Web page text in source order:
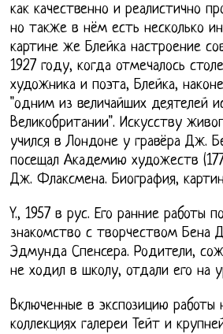
как качественно и реалистично
но также в нём есть несколько
картине же Блейка настроение
1927 году, когда отмечалось
художника и поэта, Блейка,
"одним из величайших деятелей
Великобритании". Искусству
учился в Лондоне у гравёра Дж.
посещал Академию художеств
Дж. Флаксмена. Биография,
Y., 1957 в рус. Его ранние работы
знакомство с творчеством Бена
Эдмунда Спенсера. Родители,
не ходил в школу, отдали его на
Включенные в экспозицию работы
коллекциях галереи Тейт и